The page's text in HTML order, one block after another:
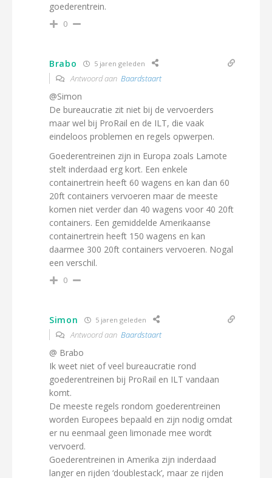
goederentrein.
0
Brabo 5 jaren geleden
Antwoord aan Baardstaart
@Simon
De bureaucratie zit niet bij de vervoerders
maar wel bij ProRail en de ILT, die vaak
eindeloos problemen en regels opwerpen.
Goederentreinen zijn in Europa zoals Lamote
stelt inderdaad erg kort. Een enkele
containertrein heeft 60 wagens en kan dan 60
20ft containers vervoeren maar de meeste
komen niet verder dan 40 wagens voor 40 20ft
containers. Een gemiddelde Amerikaanse
containertrein heeft 150 wagens en kan
daarmee 300 20ft containers vervoeren. Nogal
een verschil.
0
Simon 5 jaren geleden
Antwoord aan Baardstaart
@ Brabo
Ik weet niet of veel bureaucratie rond
goederentreinen bij ProRail en ILT vandaan
komt.
De meeste regels rondom goederentreinen
worden Europees bepaald en zijn nodig omdat
er nu eenmaal geen limonade mee wordt
vervoerd.
Goederentreinen in Amerika zijn inderdaad
langer en rijden ‘doublestack’, maar ze rijden